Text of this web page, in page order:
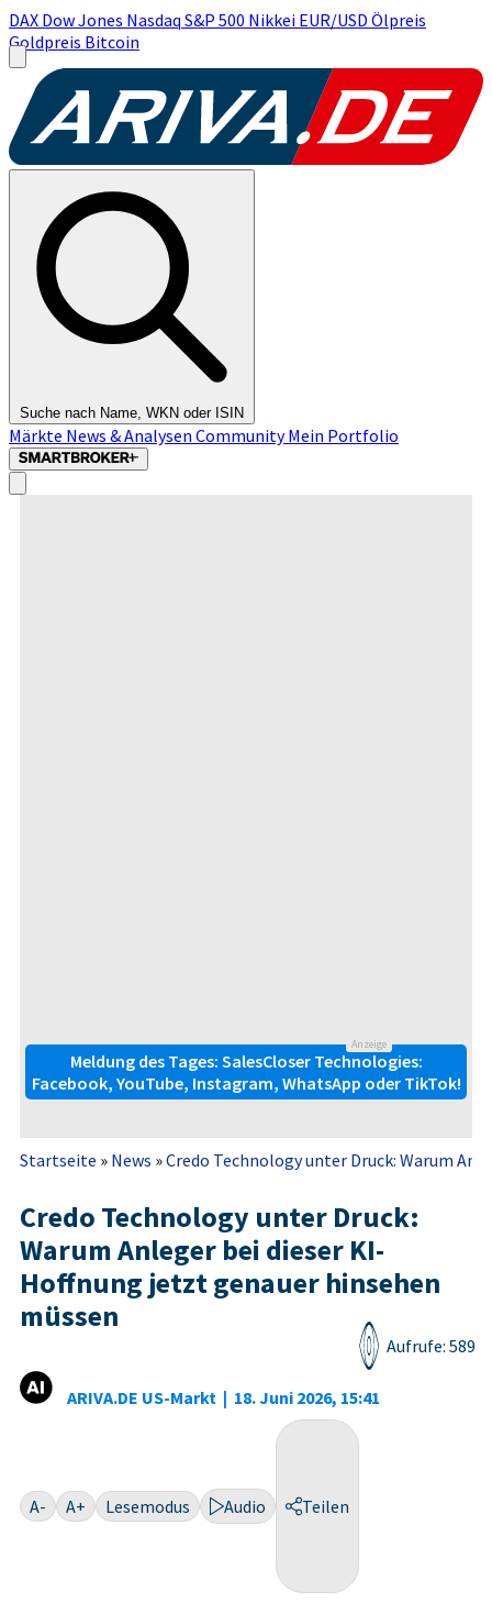
DAX Dow Jones Nasdaq S&P 500 Nikkei EUR/USD Ölpreis
Goldpreis Bitcoin
Suche nach Name, WKN oder ISIN
Märkte News & Analysen CommunityMein Portfolio
Anzeige
Meldung des Tages: SalesCloser Technologies:
Facebook, YouTube, Instagram, WhatsApp oder TikTok!
Startseite » News »Credo Technology unter Druck: Warum
Credo Technology unter Druck:
Warum Anleger bei dieser KI-
Hoffnung jetzt genauer hinsehen
müssen
ARIVA.DE US-Markt | 18. Juni 2026, 15:41
Aufrufe: 589
A- A+ Lesemodus Audio Teilen